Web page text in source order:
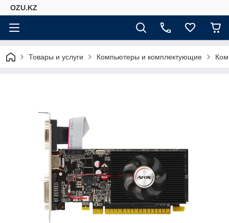
OZU.KZ
Товары и услуги Компьютеры и комплектующие